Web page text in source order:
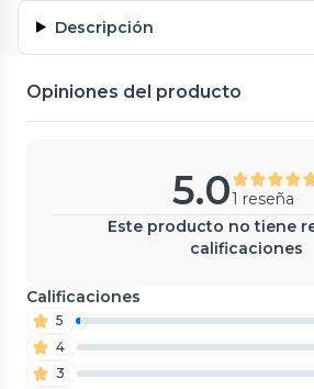
Descripción
Opiniones del producto
5.01 reseña
Este producto no tiene
calificaciones
Calificaciones
5
4
3